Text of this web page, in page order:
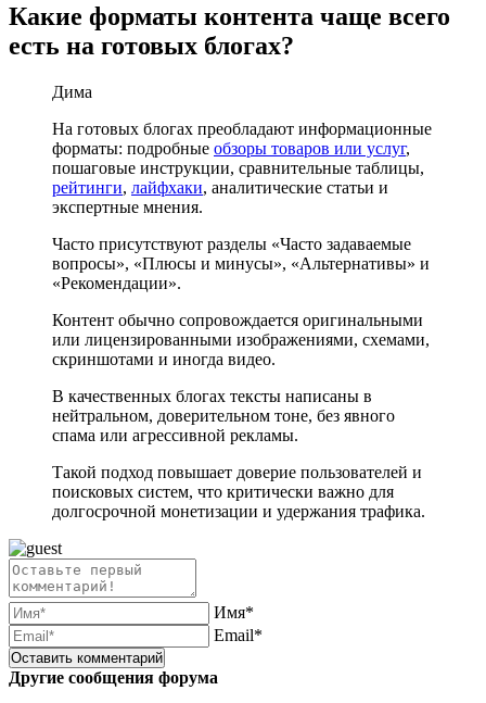
Какие форматы контента чаще всего
есть на готовых блогах?
Дима
На готовых блогах преобладают информационные
форматы: подробные обзоры товаров или услуг,
пошаговые инструкции, сравнительные таблицы,
рейтинги, лайфхаки, аналитические статьи и
экспертные мнения.
Часто присутствуют разделы «Часто задаваемые
вопросы», «Плюсы и минусы», «Альтернативы» и
«Рекомендации».
Контент обычно сопровождается оригинальными
или лицензированными изображениями, схемами,
скриншотами и иногда видео.
В качественных блогах тексты написаны в
нейтральном, доверительном тоне, без явного
спама или агрессивной рекламы.
Такой подход повышает доверие пользователей и
поисковых систем, что критически важно для
долгосрочной монетизации и удержания трафика.
Имя*
Email*
Другие сообщения форума